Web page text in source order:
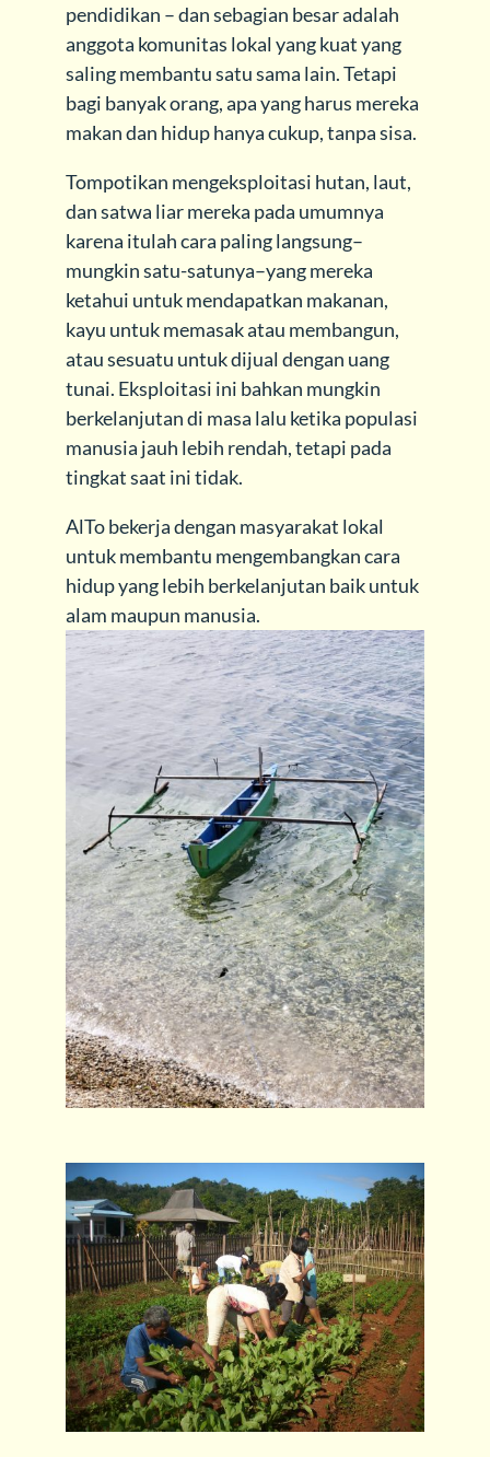
pendidikan – dan sebagian besar adalah
anggota komunitas lokal yang kuat yang
saling membantu satu sama lain. Tetapi
bagi banyak orang, apa yang harus mereka
makan dan hidup hanya cukup, tanpa sisa.
Tompotikan mengeksploitasi hutan, laut,
dan satwa liar mereka pada umumnya
karena itulah cara paling langsung–
mungkin satu-satunya–yang mereka
ketahui untuk mendapatkan makanan,
kayu untuk memasak atau membangun,
atau sesuatu untuk dijual dengan uang
tunai. Eksploitasi ini bahkan mungkin
berkelanjutan di masa lalu ketika populasi
manusia jauh lebih rendah, tetapi pada
tingkat saat ini tidak.
AlTo bekerja dengan masyarakat lokal
untuk membantu mengembangkan cara
hidup yang lebih berkelanjutan baik untuk
alam maupun manusia.